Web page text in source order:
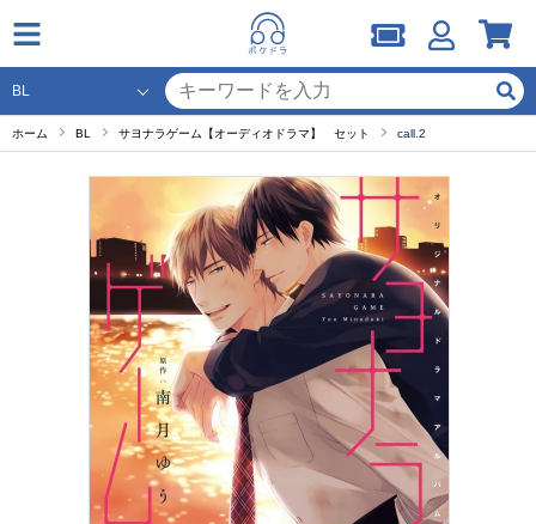
ホーム BL サヨナラゲーム【オーディオドラマ】 セット call.2